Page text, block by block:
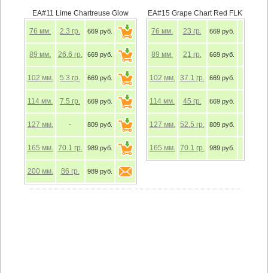
EA#11 Lime Chartreuse Glow
76 мм. 2.3 гр. 669 руб.
89 мм. 26.6 гр. 669 руб.
102 мм. 5.3 гр. 669 руб.
114 мм. 7.5 гр. 669 руб.
127 мм. - 809 руб.
165 мм. 70.1 гр. 989 руб.
200 мм. 86 гр. 989 руб.
EA#15 Grape Chart Red FLK
76 мм. 23 гр. 669 руб.
89 мм. 21 гр. 669 руб.
102 мм. 37.1 гр. 669 руб.
114 мм. 45 гр. 669 руб.
127 мм. 52.5 гр. 809 руб.
165 мм. 70.1 гр. 989 руб.